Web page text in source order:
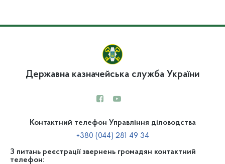
Державна казначейська служба України
Контактний телефон Управління діловодства
+380 (044) 281 49 34
З питань реєстрації звернень громадян контактний
телефон: